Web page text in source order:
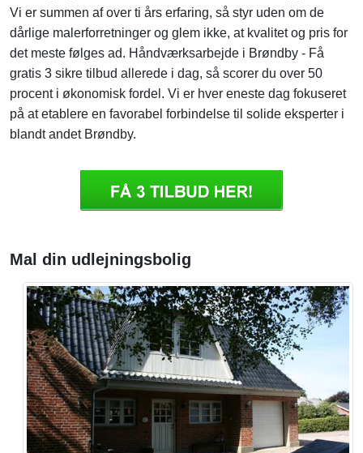
Vi er summen af over ti års erfaring, så styr uden om de
dårlige malerforretninger og glem ikke, at kvalitet og pris for
det meste følges ad. Håndværksarbejde i Brøndby - Få
gratis 3 sikre tilbud allerede i dag, så scorer du over 50
procent i økonomisk fordel. Vi er hver eneste dag fokuseret
på at etablere en favorabel forbindelse til solide eksperter i
blandt andet Brøndby.
Mal din udlejningsbolig